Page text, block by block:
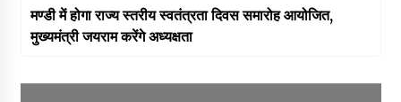
मण्डी में होगा राज्य स्तरीय स्वतंत्रता दिवस समारोह आयोजित,
मुख्यमंत्री जयराम करेंगे अध्यक्षता